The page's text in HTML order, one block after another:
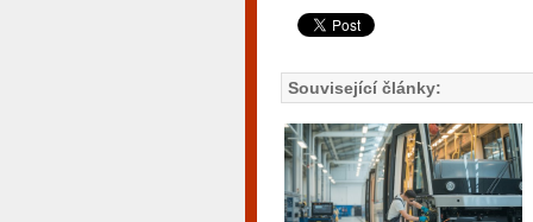
Související články: